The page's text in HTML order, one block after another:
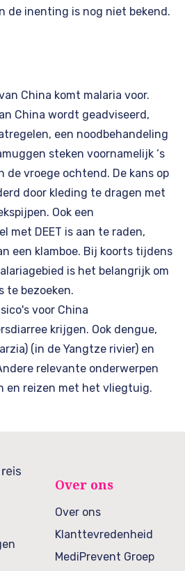
de inenting is nog niet bekend.
China komt malaria voor.
China wordt geadviseerd,
een noodbehandeling
steken voornamelijk ‘s
de vroege ochtend. De kans op
door kleding te dragen met
Ook een
met DEET is aan te raden,
een klamboe. Bij koorts tijdens
is het belangrijk om
te bezoeken.
voor China
krijgen. Ook dengue,
(in de Yangtze rivier) en
relevante onderwerpen
en reizen met het vliegtuig.
Over ons
Over ons
Klanttevredenheid
MediPrevent Groep